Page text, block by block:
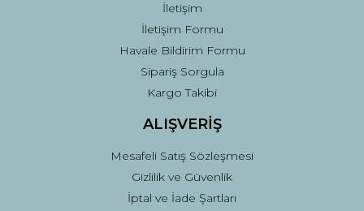
Gönder
İletişim
İletişim Formu
Havale Bildirim Formu
Sipariş Sorgula
Kargo Takibi
ALIŞVERİŞ
Mesafeli Satış Sözleşmesi
Gizlilik ve Güvenlik
İptal ve İade Şartları